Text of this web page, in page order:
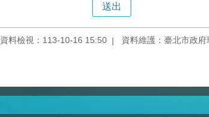
資料檢視：113-10-16 15:50 資料維護：臺北市政